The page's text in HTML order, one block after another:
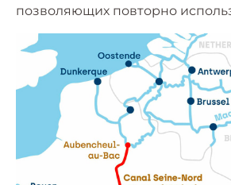
позволяющих повторно